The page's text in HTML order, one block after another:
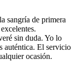
sangría de primera
sin duda. Yo lo
auténtica. El servicio
ocasión.